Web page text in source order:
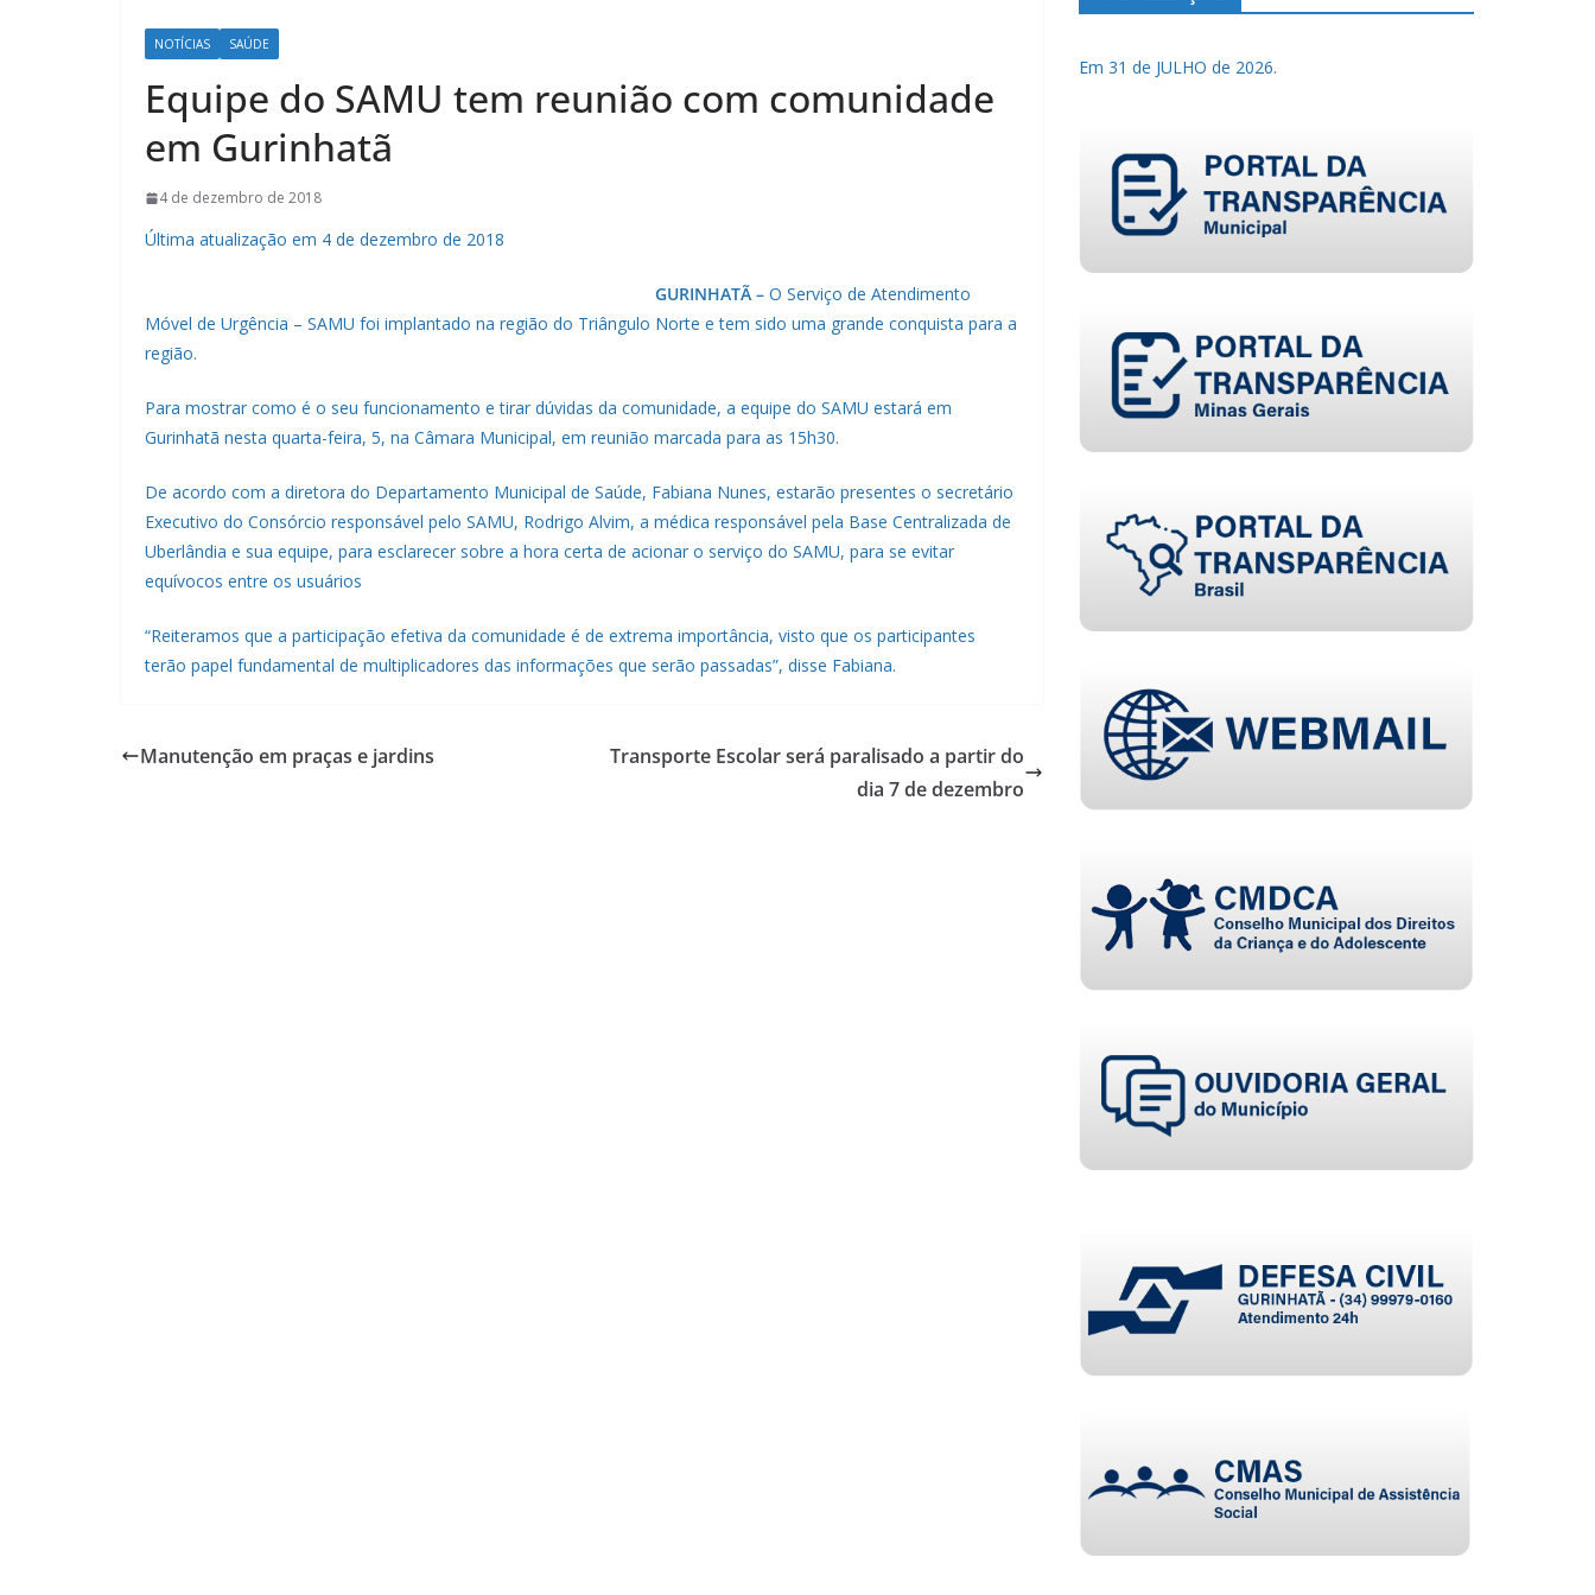
NOTÍCIAS SAÚDE
Equipe do SAMU tem reunião com comunidade
em Gurinhatã
4 de dezembro de 2018
Última atualização em 4 de dezembro de 2018
GURINHATÃ – O Serviço de Atendimento
Móvel de Urgência – SAMU foi implantado na região do Triângulo Norte e tem sido uma grande conquista para a
região.
Para mostrar como é o seu funcionamento e tirar dúvidas da comunidade, a equipe do SAMU estará em
Gurinhatã nesta quarta-feira, 5, na Câmara Municipal, em reunião marcada para as 15h30.
De acordo com a diretora do Departamento Municipal de Saúde, Fabiana Nunes, estarão presentes o secretário
Executivo do Consórcio responsável pelo SAMU, Rodrigo Alvim, a médica responsável pela Base Centralizada de
Uberlândia e sua equipe, para esclarecer sobre a hora certa de acionar o serviço do SAMU, para se evitar
equívocos entre os usuários
“Reiteramos que a participação efetiva da comunidade é de extrema importância, visto que os participantes
terão papel fundamental de multiplicadores das informações que serão passadas”, disse Fabiana.
Manutenção em praças e jardins
Transporte Escolar será paralisado a partir do
dia 7 de dezembro
Em 31 de JULHO de 2026.